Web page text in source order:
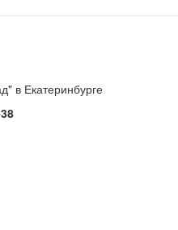
в Екатеринбурге